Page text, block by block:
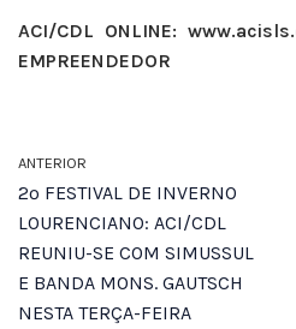
ACI/CDL ONLINE:
EMPREENDEDOR
ANTERIOR
2º FESTIVAL DE INVERNO
LOURENCIANO: ACI/CDL
REUNIU-SE COM SIMUSSUL
E BANDA MONS. GAUTSCH
NESTA TERÇA-FEIRA